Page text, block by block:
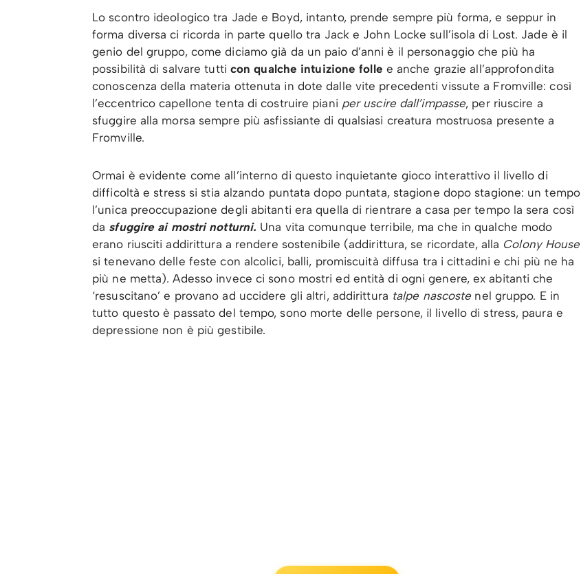
Lo scontro ideologico tra Jade e Boyd, intanto, prende sempre più forma, e seppur in
forma diversa ci ricorda in parte quello tra Jack e John Locke sull’isola di Lost. Jade è il
genio del gruppo, come diciamo già da un paio d’anni è il personaggio che più ha
possibilità di salvare tutti con qualche intuizione folle e anche grazie all’approfondita
conoscenza della materia ottenuta in dote dalle vite precedenti vissute a Fromville: così
l’eccentrico capellone tenta di costruire piani per uscire dall’impasse, per riuscire a
sfuggire alla morsa sempre più asfissiante di qualsiasi creatura mostruosa presente a
Fromville.
Ormai è evidente come all’interno di questo inquietante gioco interattivo il livello di
difficoltà e stress si stia alzando puntata dopo puntata, stagione dopo stagione: un tempo
l’unica preoccupazione degli abitanti era quella di rientrare a casa per tempo la sera così
da sfuggire ai mostri notturni. Una vita comunque terribile, ma che in qualche modo
erano riusciti addirittura a rendere sostenibile (addirittura, se ricordate, alla Colony House
si tenevano delle feste con alcolici, balli, promiscuità diffusa tra i cittadini e chi più ne ha
più ne metta). Adesso invece ci sono mostri ed entità di ogni genere, ex abitanti che
‘resuscitano’ e provano ad uccidere gli altri, addirittura talpe nascoste nel gruppo. E in
tutto questo è passato del tempo, sono morte delle persone, il livello di stress, paura e
depressione non è più gestibile.